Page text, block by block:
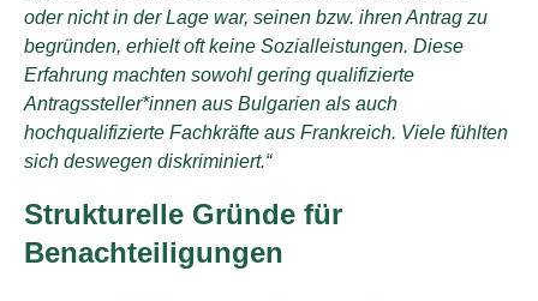
oder nicht in der Lage war, seinen bzw. ihren Antrag zu
begründen, erhielt oft keine Sozialleistungen. Diese
Erfahrung machten sowohl gering qualifizierte
Antragssteller*innen aus Bulgarien als auch
hochqualifizierte Fachkräfte aus Frankreich. Viele fühlten
sich deswegen diskriminiert.“
Strukturelle Gründe für
Benachteiligungen